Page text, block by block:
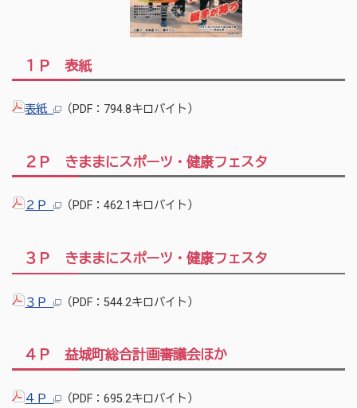
１Ｐ 表紙
表紙 （PDF：794.8キロバイト）
２Ｐ きままにスポーツ・健康フェスタ
２Ｐ （PDF：462.1キロバイト）
３Ｐ きままにスポーツ・健康フェスタ
３Ｐ （PDF：544.2キロバイト）
４Ｐ 益城町総合計画審議会ほか
４Ｐ （PDF：695.2キロバイト）